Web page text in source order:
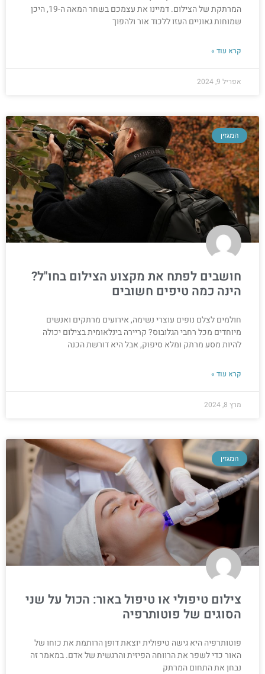
המרתקת של הצילום. דמיינו את עצמכם בשחר המאה ה-19, היכן
שמוחות גאוניים העזו ללכוד אור ולהפוך
קרא עוד »
אפריל 9, 2024
המגזין
חושבים לפתח את מקצוע הצילום בחו"ל?
הינה כמה טיפים חשובים
חולמים לצלם נופים עוצרי נשימה, אירועים מרתקים ואנשים
מיוחדים מכל רחבי הגלובוס? קריירה בינלאומית בצילום יכולה
להיות מסע מרתק ומלא סיפוק, אבל היא דורשת הכנה
קרא עוד »
מרץ 8, 2024
המגזין
צילום טיפולי או טיפול באור: הכול על שני
הסוגים של פוטותרפיה
פוטותרפיה היא גישה טיפולית יוצאת דופן הרותמת את כוחו של
האור כדי לשפר את הרווחה הפיזית והרגשית של אדם. במאמר זה
נבחן את התחום המרתק